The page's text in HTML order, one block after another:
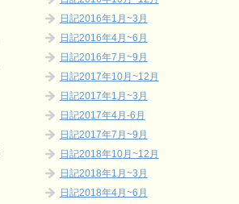
日記2016年1月~3月
日記2016年4月~6月
日記2016年7月~9月
日記2017年10月~12月
日記2017年1月~3月
日記2017年4月-6月
日記2017年7月~9月
日記2018年10月~12月
日記2018年1月~3月
日記2018年4月~6月